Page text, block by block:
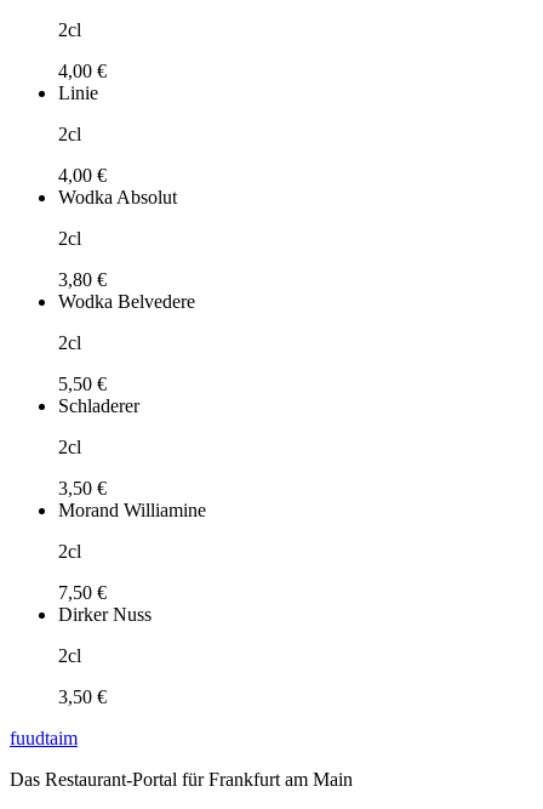
2cl
4,00 €
Linie
2cl
4,00 €
Wodka Absolut
2cl
3,80 €
Wodka Belvedere
2cl
5,50 €
Schladerer
2cl
3,50 €
Morand Williamine
2cl
7,50 €
Dirker Nuss
2cl
3,50 €
fuudtaim
Das Restaurant-Portal für Frankfurt am Main